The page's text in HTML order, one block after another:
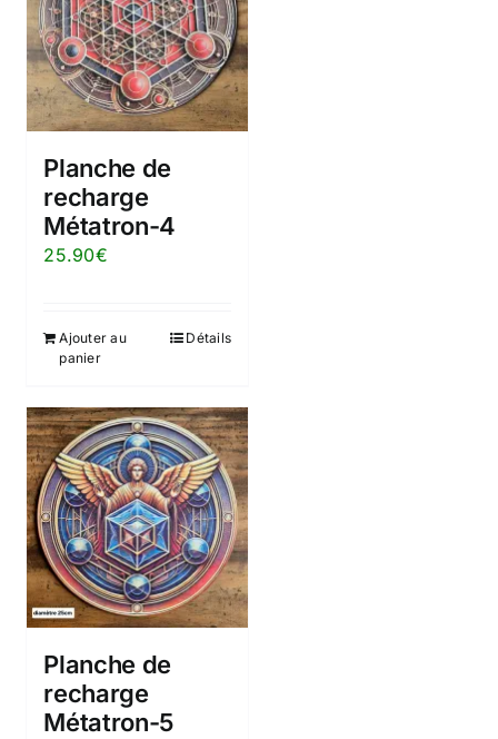
Planche de
recharge
Métatron-4
25.90€
Ajouter au
panier
Détails
Planche de
recharge
Métatron-5